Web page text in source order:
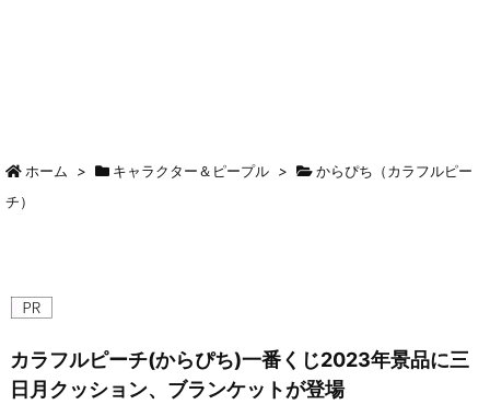
ホーム > キャラクター＆ピープル >
からぴち（カラフルピー
チ）
カラフルピーチ(からぴち)一番くじ2023年景品に三
日月クッション、ブランケットが登場